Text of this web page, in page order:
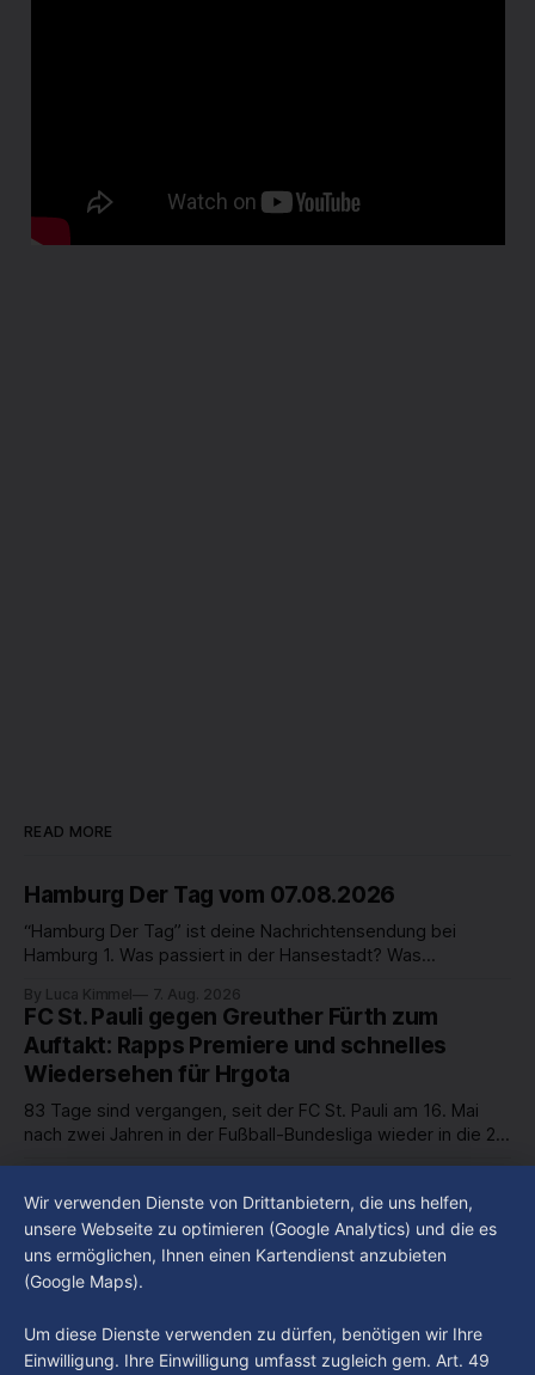
READ MORE
Hamburg Der Tag vom 07.08.2026
“Hamburg Der Tag” ist deine Nachrichtensendung bei
Hamburg 1. Was passiert in der Hansestadt? Was
in unserer Stadt an? Fragen, die von Montag bis Freitag LIVE
um 18 Uhr beantwortet werden - auf YouTube und im TV.
By Luca Kimmel 7. Aug. 2026
FC St. Pauli gegen Greuther Fürth zum
Auftakt: Rapps Premiere und schnelles
Wiedersehen für Hrgota
83 Tage sind vergangen, seit der FC St. Pauli am 16. Mai
nach zwei Jahren in der Fußball-Bundesliga wieder in die 2.
haben den Kiezclub verlassen. Dafür kamen in den letzten
Wochen einige
Im Gespräch mit Christian Pothe - Heute zu
Gast: Götz Tintelnot
By Luca Kimmel 6. Aug. 2026
Nissi's Kunstwelt - Folge 18
By Luca Kimmel 6. Aug. 2026
Wir verwenden Dienste von Drittanbietern, die uns helfen,
unsere Webseite zu optimieren (Google Analytics) und die es
uns ermöglichen, Ihnen einen Kartendienst anzubieten
(Google Maps).
Um diese Dienste verwenden zu dürfen, benötigen wir Ihre
Einwilligung. Ihre Einwilligung umfasst zugleich gem. Art. 49